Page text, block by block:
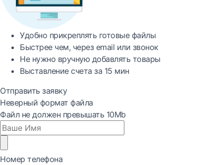
Удобно прикреплять готовые файлы
Быстреечем, через email или звонок
Не нужно вручную добавлять товары
Выставление счета за 15 мин
Отправить заявку
Неверный формат файла
Файл не должен превышать 10Mb
Номер телефона